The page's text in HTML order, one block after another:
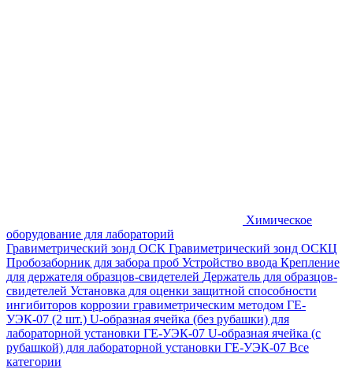
Химическое
оборудование для лабораторий
Гравиметрический зонд ОСК Гравиметрический зонд ОСКЦ
Пробозаборник для забора проб Устройство ввода Крепление
для держателя образцов-свидетелей Держатель для образцов-
свидетелей Установка для оценки защитной способности
ингибиторов коррозии гравиметрическим методом ГЕ-
УЭК-07 (2 шт.) U-образная ячейка (без рубашки) для
лабораторной установки ГЕ-УЭК-07 U-образная ячейка (с
рубашкой) для лабораторной установки ГЕ-УЭК-07 Все
категории